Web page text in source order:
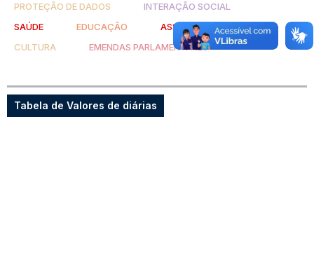
PROTEÇÃO DE DADOS
INTERAÇÃO SOCIAL
SAÚDE
EDUCAÇÃO
ASSISTÊNCIA SOCIAL
CULTURA
EMENDAS PARLAMENTARES
Tabela de Valores de diárias